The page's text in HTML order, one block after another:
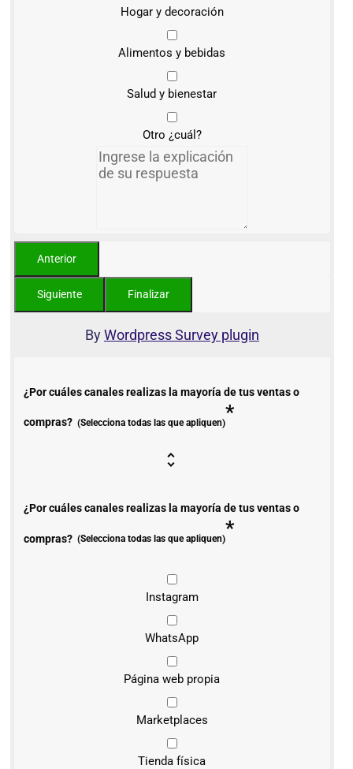
Hogar y decoración
Alimentos y bebidas
Salud y bienestar
Otro ¿cuál?
ByWordpress Survey plugin
¿Por cuáles canales realizas la mayoría de tus ventas o
compras? (Selecciona todas las que apliquen)*
¿Por cuáles canales realizas la mayoría de tus ventas o
compras? (Selecciona todas las que apliquen)*
Instagram
WhatsApp
Página web propia
Marketplaces
Tienda física